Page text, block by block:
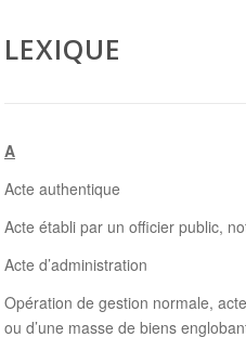
LEXIQUE
A
Acte authentique
Acte établi par un officier public,
Acte d’administration
Opération de gestion normale,
ou d’une masse de biens